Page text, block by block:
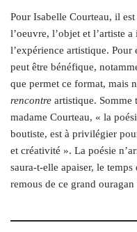
Pour Isabelle Courteau, il
l’oeuvre, l’objet et l’artiste
l’expérience artistique. Pour
peut être bénéfique,
que permet ce format, mais
rencontre artistique. Somme
madame Courteau, « la
boutiste, est à privilégier
et créativité ». La poésie
saura-t-elle apaiser, le
remous de ce grand ouragan